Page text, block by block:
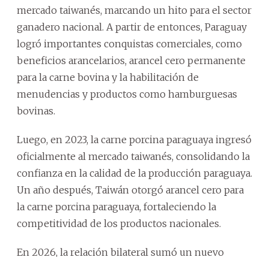
mercado taiwanés, marcando un hito para el sector
ganadero nacional. A partir de entonces, Paraguay
logró importantes conquistas comerciales, como
beneficios arancelarios, arancel cero permanente
para la carne bovina y la habilitación de
menudencias y productos como hamburguesas
bovinas.
Luego, en 2023, la carne porcina paraguaya ingresó
oficialmente al mercado taiwanés, consolidando la
confianza en la calidad de la producción paraguaya.
Un año después, Taiwán otorgó arancel cero para
la carne porcina paraguaya, fortaleciendo la
competitividad de los productos nacionales.
En 2026, la relación bilateral sumó un nuevo